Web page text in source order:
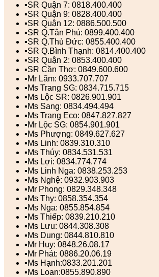
▪️SR Quận 7: 0818.400.400
▪️SR Quận 9: 0828.400.400
▪️SR Quận 12: 0886.500.500
▪️SR Q.Tân Phú: 0899.400.400
▪️SR Q.Thủ Đức: 0855.400.400
▪️SR Q.Bình Thạnh: 0814.400.400
▪️SR Quận 2: 0853.400.400
▪️SR Cần Thơ: 0849.600.600
▪️Mr Lãm: 0933.707.707
▪️Ms Trang SG: 0834.715.715
▪️Ms Lộc SR: 0826.901.901
▪️Ms Sang: 0834.494.494
▪️Ms Trang Eco: 0847.827.827
▪️Mr Lộc SG: 0854.901.901
▪️Ms Phượng: 0849.627.627
▪️Ms Linh: 0839.310.310
▪️Ms Thúy: 0834.531.531
▪️Ms Lợi: 0834.774.774
▪️Ms Linh Nga: 0838.253.253
▪️Ms Nghệ: 0932.903.903
▪️Mr Phong: 0829.348.348
▪️Ms Thy: 0858.354.354
▪️Ms Nga: 0855.854.854
▪️Ms Thiếp: 0839.210.210
▪️Ms Lưu: 0844.308.308
▪️Ms Dung: 0844.810.810
▪️Mr Huy: 0848.26.08.17
▪️Mr Phát: 0886.20.06.19
▪️Ms Hạnh:0833.201.201
▪️Ms Loan:0855.890.890